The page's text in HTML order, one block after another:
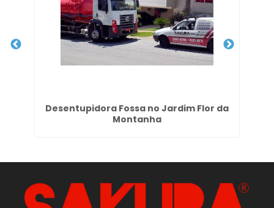
Desentupidora Fossa no Jardim Flor da
Montanha